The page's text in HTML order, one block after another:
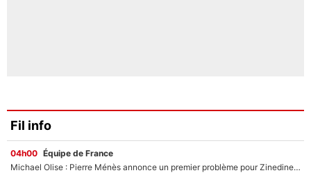
Fil info
04h00 Équipe de France
Michael Olise : Pierre Ménès annonce un premier problème pour Zinedine Zidane en équipe de France